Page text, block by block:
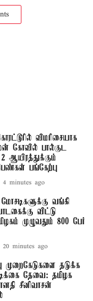
விமரிசையாக
கோவில் பால்குட
பங்கேற்பு
4 minutes ago
வங்கி
விட்டு
முழுவதும் 800 பேர்
20 minutes ago
முறைகேடுகளை தடுக்க
தேவை: தமிழக
சீனிவாசன்